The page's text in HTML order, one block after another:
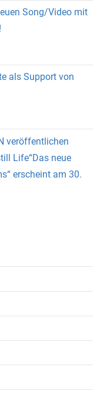
Song/Video mit
als Support von
veröffentlichen
Life“Das neue
erscheint am 30.